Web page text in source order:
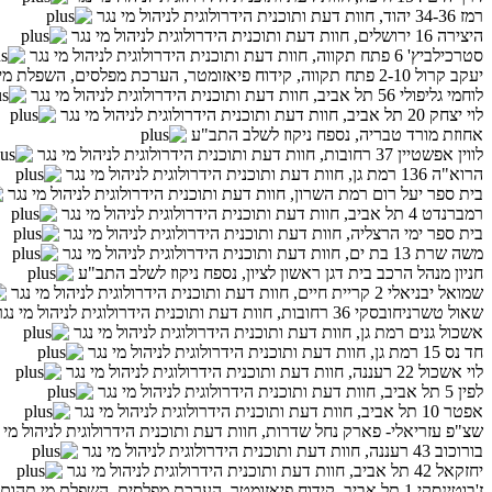
רמז 34-36 יהוד, חוות דעת ותוכנית הידרולוגית לניהול מי נגר
היצירה 16 ירושלים, חוות דעת ותוכנית הידרולוגית לניהול מי נגר
סטרכילביץ' 6 פתח תקווה, חוות דעת ותוכנית הידרולוגית לניהול מי נגר
יעקב קרול 2-10 פתח תקווה, קידוח פיאזומטר, הערכת מפלסים, השפלת מי תהום
לוחמי גליפולי 56 תל אביב, חוות דעת ותוכנית הידרולוגית לניהול מי נגר
לוי יצחק 20 תל אביב, חוות דעת ותוכנית הידרולוגית לניהול מי נגר
אחוזת מורד טבריה, נספח ניקוז לשלב התב"ע
לווין אפשטיין 37 רחובות, חוות דעת ותוכנית הידרולוגית לניהול מי נגר
הרוא"ה 136 רמת גן, חוות דעת ותוכנית הידרולוגית לניהול מי נגר
בית ספר יעל רום רמת השרון, חוות דעת ותוכנית הידרולוגית לניהול מי נגר
רמברנדט 4 תל אביב, חוות דעת ותוכנית הידרולוגית לניהול מי נגר
בית ספר ימי הרצליה, חוות דעת ותוכנית הידרולוגית לניהול מי נגר
משה שרת 13 בת ים, חוות דעת ותוכנית הידרולוגית לניהול מי נגר
חניון מנהל הרכב בית דגן ראשון לציון, נספח ניקוז לשלב התב"ע
שמואל יבניאלי 2 קריית חיים, חוות דעת ותוכנית הידרולוגית לניהול מי נגר
שאול טשרניחובסקי 36 רחובות, חוות דעת ותוכנית הידרולוגית לניהול מי נגר
אשכול גנים רמת גן, חוות דעת ותוכנית הידרולוגית לניהול מי נגר
חד נס 15 רמת גן, חוות דעת ותוכנית הידרולוגית לניהול מי נגר
לוי אשכול 22 רעננה, חוות דעת ותוכנית הידרולוגית לניהול מי נגר
לפין 5 תל אביב, חוות דעת ותוכנית הידרולוגית לניהול מי נגר
אפטר 10 תל אביב, חוות דעת ותוכנית הידרולוגית לניהול מי נגר
שצ"פ עזריאלי- פארק נחל שדרות, חוות דעת ותוכנית הידרולוגית לניהול
בורוכוב 43 רעננה, חוות דעת ותוכנית הידרולוגית לניהול מי נגר
יחזקאל 42 תל אביב, חוות דעת ותוכנית הידרולוגית לניהול מי נגר